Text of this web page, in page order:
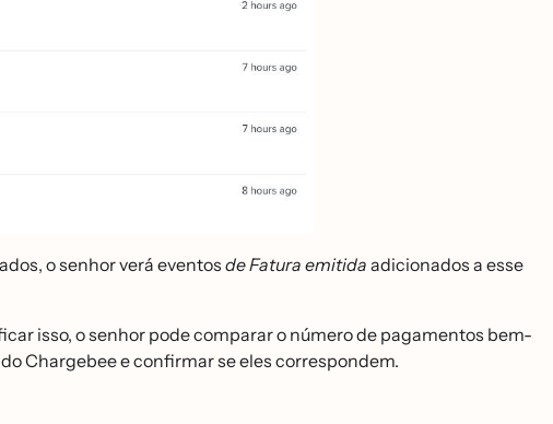
o senhor verá eventos de Fatura emitida adicionados a esse
isso, o senhor pode comparar o número de pagamentos bem-
Chargebee e confirmar se eles correspondem.